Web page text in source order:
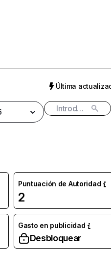
Última
Puntuación de Autoridad
2
Gasto en publicidad
Desbloquear